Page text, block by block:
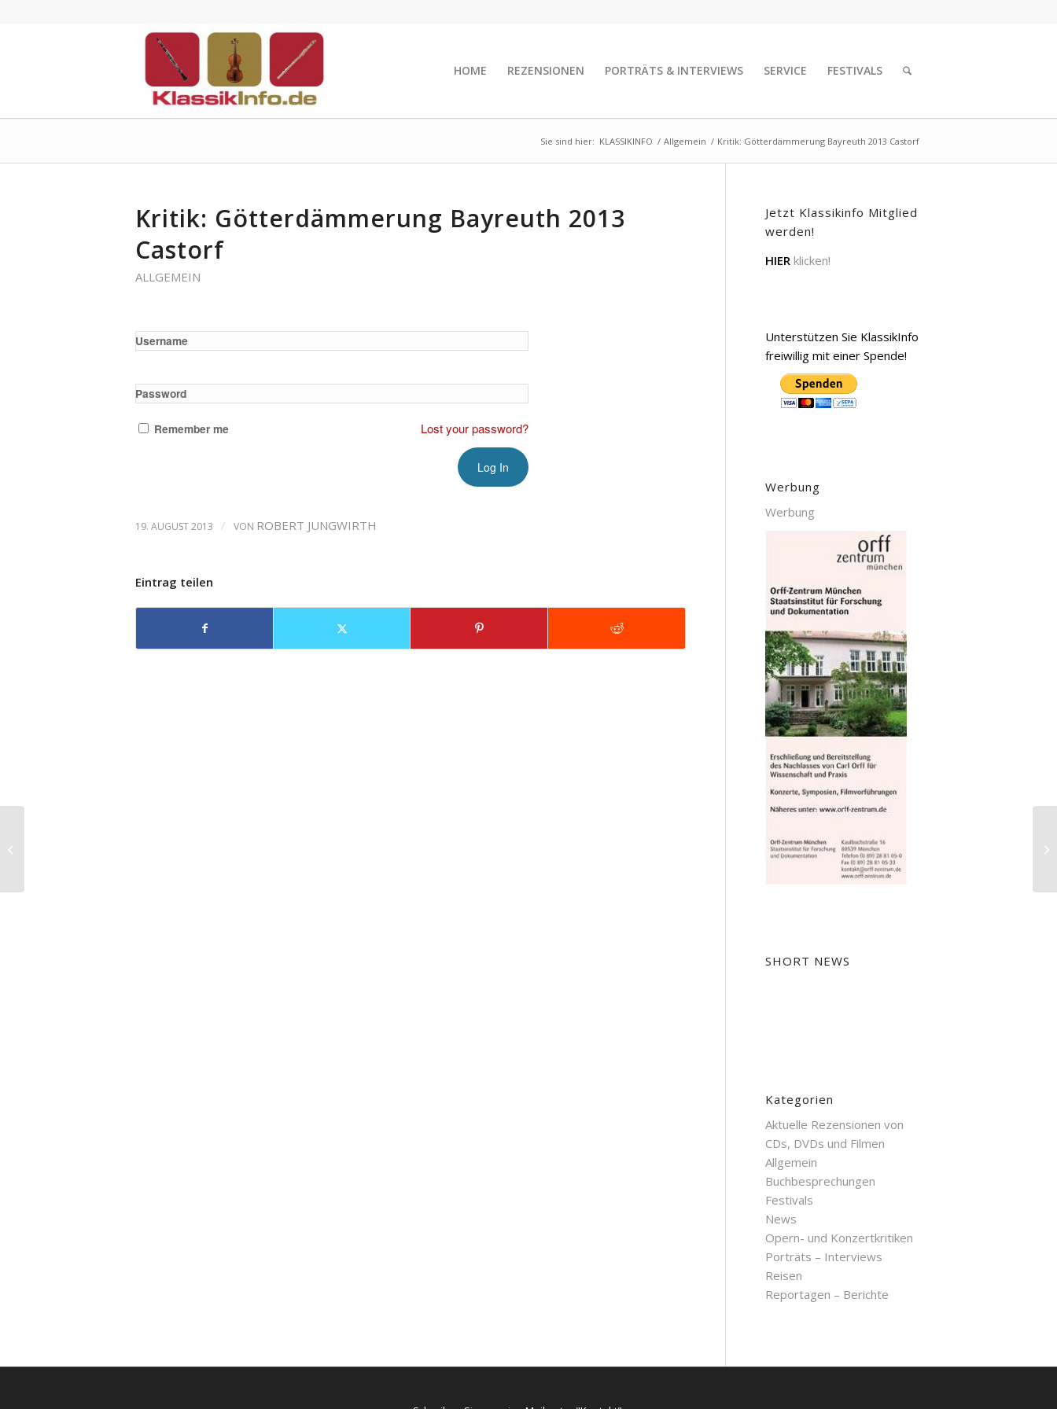
HOME REZENSIONEN PORTRÄTS & INTERVIEWS SERVICE FESTIVALS
Sie sind hier: KLASSIKINFO / Allgemein / Kritik: Götterdämmerung Bayreuth 2013 Castorf
Kritik: Götterdämmerung Bayreuth 2013
Castorf
ALLGEMEIN
Username
Password
Remember me Lost your password?
19. AUGUST 2013 / VON ROBERT JUNGWIRTH
Eintrag teilen
Jetzt Klassikinfo Mitglied
werden!
HIER klicken!
Unterstützen Sie KlassikInfo
freiwillig mit einer Spende!
Werbung
Werbung
SHORT NEWS
Kategorien
Aktuelle Rezensionen von
CDs, DVDs und Filmen
Allgemein
Buchbesprechungen
Festivals
News
Opern- und Konzertkritiken
Porträts – Interviews
Reisen
Reportagen – Berichte